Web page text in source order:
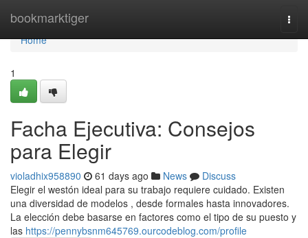
bookmarktiger
Home
Home
1
Facha Ejecutiva: Consejos
para Elegir
violadhix958890 61 days ago News
Discuss
Elegir el westón ideal para su trabajo requiere cuidado. Existen
una diversidad de modelos , desde formales hasta innovadores.
La elección debe basarse en factores como el tipo de su puesto y
las https://pennybsnm645769.ourcodeblog.com/profile